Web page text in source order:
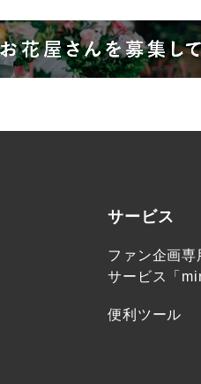
サービス
ファン企画
サービス「
便利ツール